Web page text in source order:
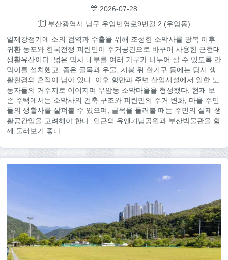
2026-07-28
부산광역시 남구 우암번영로9번길 2 (우암동)
일제강점기에 소의 검역과 수출을 위해 조성한 소막사를 광복 이후
귀환 동포와 한국전쟁 피란민이 주거공간으로 바꾸어 사용한 근현대
생활유산이다. 넓은 막사 내부를 여러 가구가 나누어 살 수 있도록 칸
막이를 설치했고, 좁은 골목과 우물, 지붕 위 환기구 등에는 당시 생
활환경의 흔적이 남아 있다. 이후 항만과 주변 산업시설에서 일한 노
동자들의 거주지로 이어지며 우암동 소막마을을 형성했다. 현재 보
존 주택에서는 소막사의 건축 구조와 피란민의 주거 변화, 마을 주민
들의 생활사를 살펴볼 수 있으며, 골목을 둘러볼 때는 주민의 실제 생
활공간임을 고려해야 한다. 인근의 유엔기념공원과 부산박물관을 함
께 둘러보기 좋다